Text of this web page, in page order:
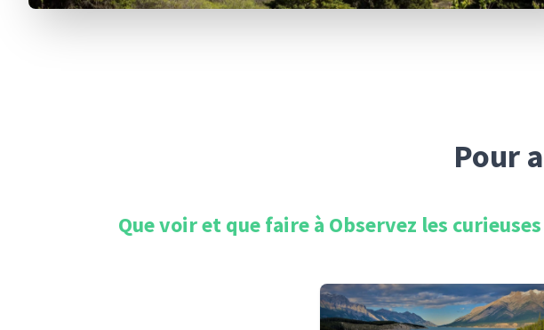
Pour
Que voir et que faire à Observez les